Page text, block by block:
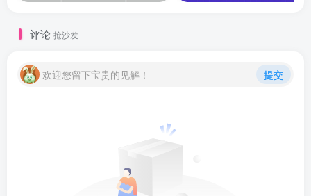
评论 抢沙发
欢迎您留下宝贵的见解！ 提交